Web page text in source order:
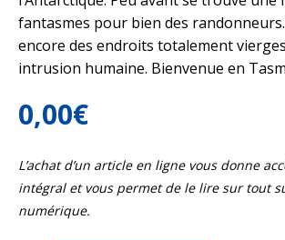
fantasmes pour bien des
encore des endroits totalement
intrusion humaine. Bienvenue en
0,00€
L’achat d’un article en ligne vous donne
intégral et vous permet de le lire sur tout
numérique.